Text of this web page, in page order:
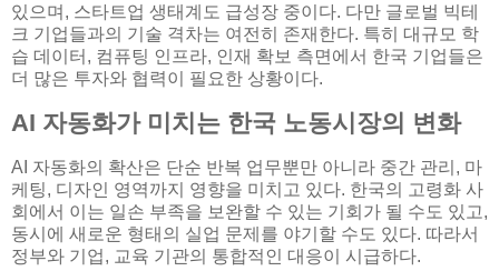
있으며, 스타트업 생태계도 급성장 중이다. 다만 글로벌 빅테
크 기업들과의 기술 격차는 여전히 존재한다. 특히 대규모 학
습 데이터, 컴퓨팅 인프라, 인재 확보 측면에서 한국 기업들은
더 많은 투자와 협력이 필요한 상황이다.
AI 자동화가 미치는 한국 노동시장의 변화
AI 자동화의 확산은 단순 반복 업무뿐만 아니라 중간 관리, 마
케팅, 디자인 영역까지 영향을 미치고 있다. 한국의 고령화 사
회에서 이는 일손 부족을 보완할 수 있는 기회가 될 수도 있고,
동시에 새로운 형태의 실업 문제를 야기할 수도 있다. 따라서
정부와 기업, 교육 기관의 통합적인 대응이 시급하다.